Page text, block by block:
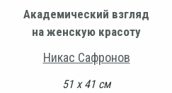
Академический взгляд
на женскую красоту
Никас Сафронов
51 х 41 см